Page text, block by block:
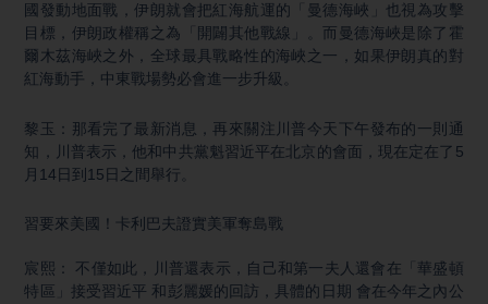
國發動地面戰，伊朗就會把紅海航運的「曼德海峽」也視為攻擊
目標，伊朗政權稱之為「開闢其他戰線」。而曼德海峽是除了霍
爾木茲海峽之外，全球最具戰略性的海峽之一，如果伊朗真的對
紅海動手，中東戰場勢必會進一步升級。
黎玉：那看完了最新消息，再來關注川普今天下午發布的一則通
知，川普表示，他和中共黨魁習近平在北京的會面，現在定在了5
月14日到15日之間舉行。
習要來美國！卡利巴夫證實美軍奪島戰
宸熙： 不僅如此，川普還表示，自己和第一夫人還會在「華盛頓
特區」接受習近平 和彭麗媛的回訪，具體的日期 會在今年之內公